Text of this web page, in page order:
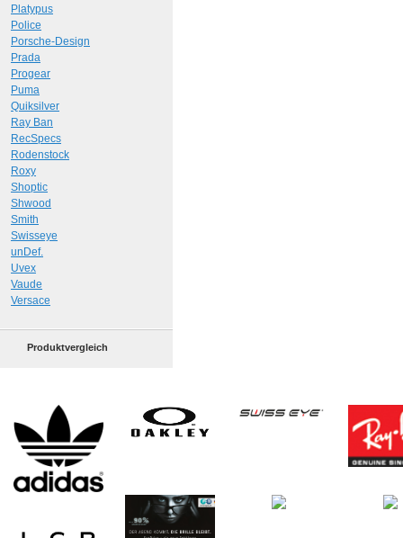
Platypus
Police
Porsche-Design
Prada
Progear
Puma
Quiksilver
Ray Ban
RecSpecs
Rodenstock
Roxy
Shoptic
Shwood
Smith
Swisseye
unDef.
Uvex
Vaude
Versace
Produktvergleich